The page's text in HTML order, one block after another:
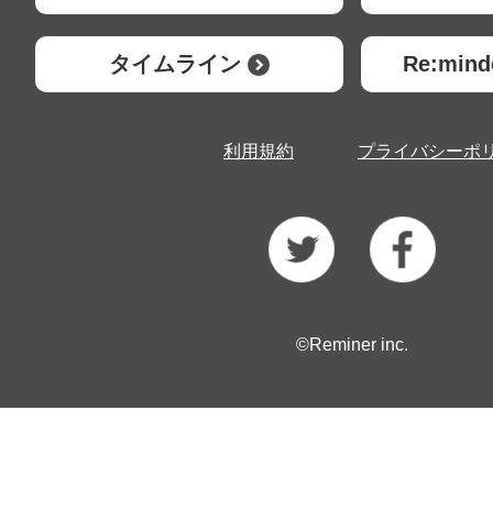
タイムライン
利用規約 プライバシーポ
©Reminer inc.